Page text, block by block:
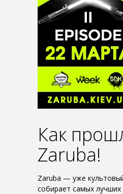
Как
Zaruba!
Zaruba — уже
собирает самых